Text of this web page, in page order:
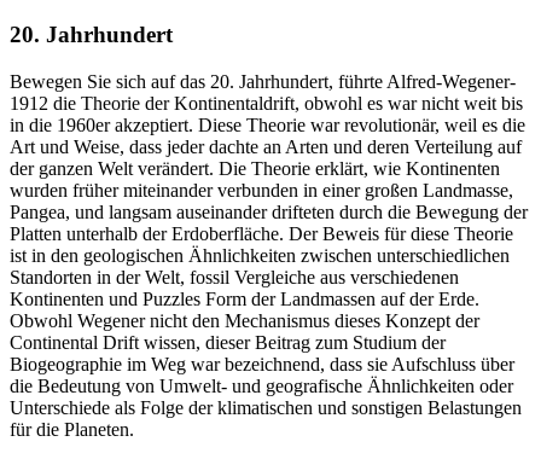
20. Jahrhundert
Bewegen Sie sich auf das 20. Jahrhundert, führte Alfred-Wegener-
1912 die Theorie der Kontinentaldrift, obwohl es war nicht weit bis
in die 1960er akzeptiert. Diese Theorie war revolutionär, weil es die
Art und Weise, dass jeder dachte an Arten und deren Verteilung auf
der ganzen Welt verändert. Die Theorie erklärt, wie Kontinenten
wurden früher miteinander verbunden in einer großen Landmasse,
Pangea, und langsam auseinander drifteten durch die Bewegung der
Platten unterhalb der Erdoberfläche. Der Beweis für diese Theorie
ist in den geologischen Ähnlichkeiten zwischen unterschiedlichen
Standorten in der Welt, fossil Vergleiche aus verschiedenen
Kontinenten und Puzzles Form der Landmassen auf der Erde.
Obwohl Wegener nicht den Mechanismus dieses Konzept der
Continental Drift wissen, dieser Beitrag zum Studium der
Biogeographie im Weg war bezeichnend, dass sie Aufschluss über
die Bedeutung von Umwelt- und geografische Ähnlichkeiten oder
Unterschiede als Folge der klimatischen und sonstigen Belastungen
für die Planeten.